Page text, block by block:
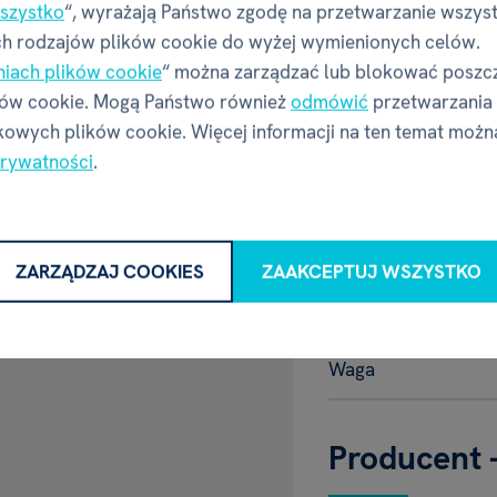
poniżej 3 lat.
w
z o.o., ul.
Motyw
Wymiary
Wysokość
Waga
Producent
“, wyrażają Państwo zgodę na przetwarzanie
rodzajów plików cookie do wyżej wymienionych celów.
plików cookie“ można zarządzać lub blokować
cookie. Mogą Państwo równieżodmówić przetwarzania
plików cookie. Więcej informacji na ten temat
.
ZARZĄDZAJ COOKIES ZAAKCEPTUJ WSZYSTKO